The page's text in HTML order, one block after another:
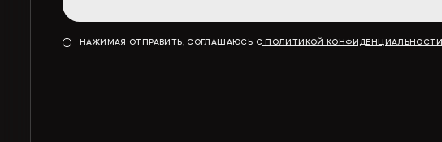
НАЖИМАЯ ОТПРАВИТЬ, СОГЛАШАЮСЬ СПОЛИТИКОЙ КОНФИДЕНЦИАЛЬНОСТИ